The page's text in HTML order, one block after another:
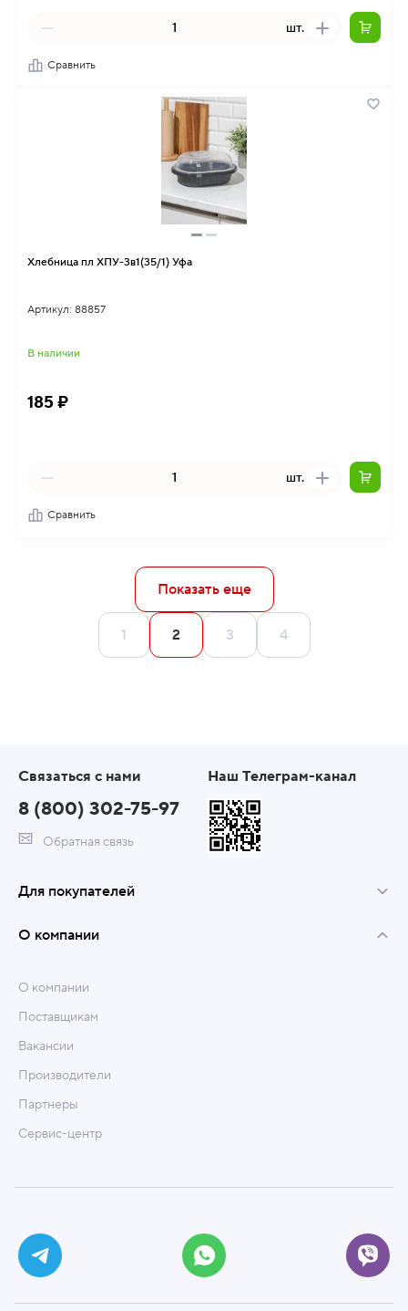
шт.
Сравнить
Хлебница пл ХПУ-3в1(35/1) Уфа
Артикул: 88857
В наличии
185 ₽
шт.
Сравнить
Показать еще
1 2 3 4
Связаться с нами
8 (800) 302-75-97
Обратная связь
Наш Телеграм-канал
Для покупателей
О компании
О компании
Поставщикам
Вакансии
Производители
Партнеры
Сервис-центр